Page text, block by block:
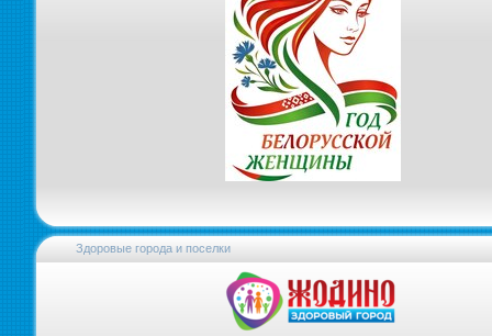
Здоровые города и поселки